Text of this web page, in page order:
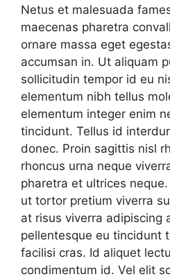
Netus et malesuada
maecenas pharetra
ornare massa eget
accumsan in. Ut aliquam
sollicitudin tempor id eu
elementum nibh tellus
elementum integer enim
tincidunt. Tellus id
donec. Proin sagittis nisl
rhoncus urna neque
pharetra et ultrices
ut tortor pretium viverra
at risus viverra adipiscing
pellentesque eu tincidunt
facilisi cras. Id aliquet
condimentum id. Vel elit